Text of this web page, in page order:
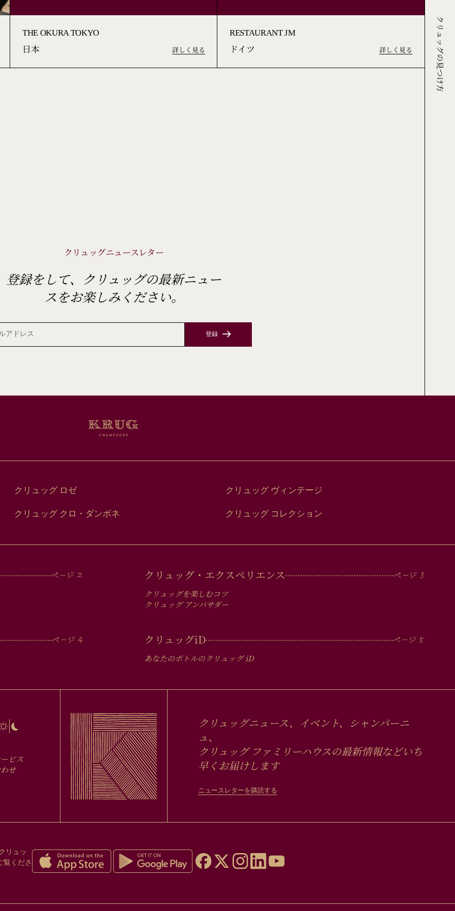
クリュッグの見つけ方
THE OKURA TOKYO
日本 詳しく見る
RESTAURANT JM
ドイツ 詳しく見る
クリュッグニュースレター
登録をして、クリュッグの最新ニュー
スをお楽しみください。
登録
クリュッグ ロゼ クリュッグ ヴィンテージ
クリュッグ クロ・ダンボネ クリュッグ コレクション
クリュッグ・エクスペリエンス
クリュッグを楽しむコツ
クリュッグ アンバサダー
クリュッグiD
あなたのボトルのクリュッグiD
クリュッグニュース、イベント、シャンパーニ
ュ、
クリュッグ ファミリーハウスの最新情報などいち
早くお届けします
ニュースレターを購読する
ビス
せ
リュッ
覧くださ